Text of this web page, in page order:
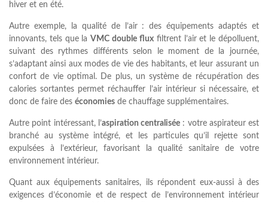
hiver et en été.
Autre exemple, la qualité de l’air : des équipements adaptés et
innovants, tels que la VMC double fluxfiltrent l’air et le dépolluent,
suivant des rythmes différents selon le moment de la journée,
s’adaptant ainsi aux modes de vie des habitants, et leur assurant un
confort de vie optimal. De plus, un système de récupération des
calories sortantes permet réchauffer l’air intérieur si nécessaire, et
donc de faire des économies de chauffage supplémentaires.
Autre point intéressant, l’aspiration centralisée : votre aspirateur est
branché au système intégré, et les particules qu’il rejette sont
expulsées à l’extérieur, favorisant la qualité sanitaire de votre
environnement intérieur.
Quant aux équipements sanitaires, ils répondent eux-aussi à des
exigences d’économie et de respect de l’environnement intérieur